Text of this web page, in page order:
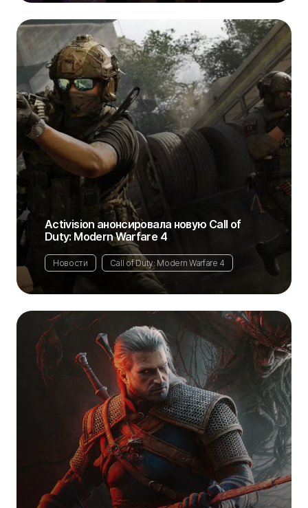
Activision анонсировала новую Call of
Duty: Modern Warfare 4
Новости Call of Duty: Modern Warfare 4